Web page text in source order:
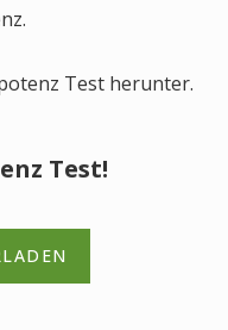
Test herunter.
Test!